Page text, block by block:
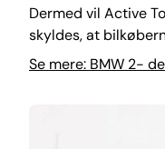
Dermed vil Active
skyldes, at
Se mere: BMW 2-